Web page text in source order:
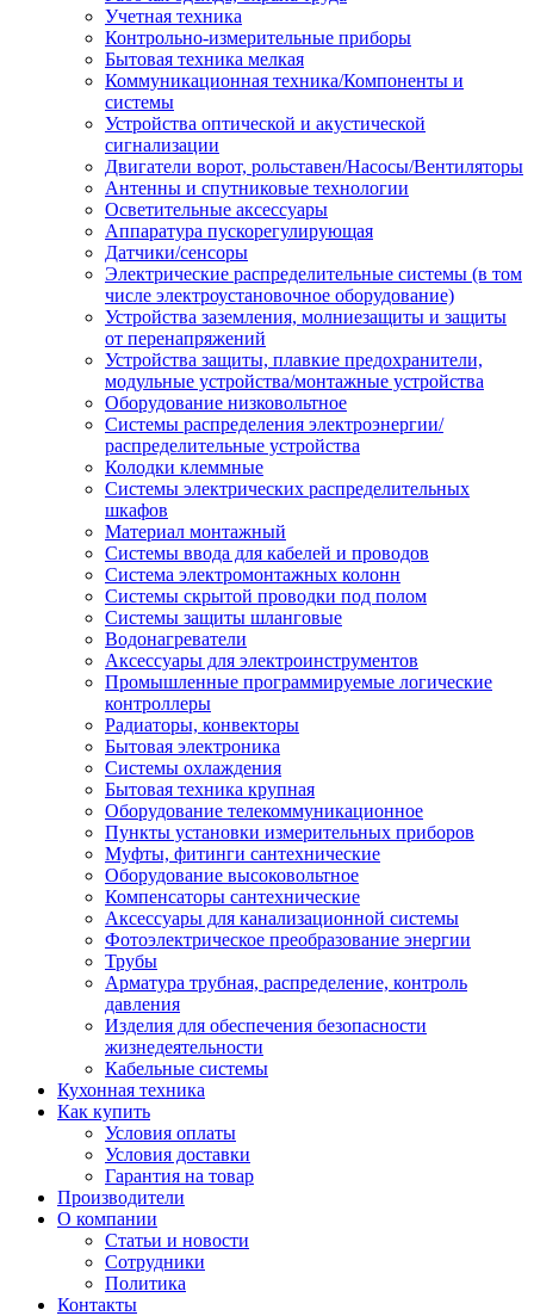
Учетная техника
Контрольно-измерительные приборы
Бытовая техника мелкая
Коммуникационная техника/Компоненты и
системы
Устройства оптической и акустической
сигнализации
Двигатели ворот, рольставен/Насосы/Вентиляторы
Антенны и спутниковые технологии
Осветительные аксессуары
Аппаратура пускорегулирующая
Датчики/сенсоры
Электрические распределительные системы (в том
числе электроустановочное оборудование)
Устройства заземления, молниезащиты и защиты
от перенапряжений
Устройства защиты, плавкие предохранители,
модульные устройства/монтажные устройства
Оборудование низковольтное
Системы распределения электроэнергии/
распределительные устройства
Колодки клеммные
Системы электрических распределительных
шкафов
Материал монтажный
Системы ввода для кабелей и проводов
Система электромонтажных колонн
Системы скрытой проводки под полом
Системы защиты шланговые
Водонагреватели
Аксессуары для электроинструментов
Промышленные программируемые логические
контроллеры
Радиаторы, конвекторы
Бытовая электроника
Системы охлаждения
Бытовая техника крупная
Оборудование телекоммуникационное
Пункты установки измерительных приборов
Муфты, фитинги сантехнические
Оборудование высоковольтное
Компенсаторы сантехнические
Аксессуары для канализационной системы
Фотоэлектрическое преобразование энергии
Трубы
Арматура трубная, распределение, контроль
давления
Изделия для обеспечения безопасности
жизнедеятельности
Кабельные системы
Кухонная техника
Как купить
Условия оплаты
Условия доставки
Гарантия на товар
Производители
О компании
Статьи и новости
Сотрудники
Политика
Контакты